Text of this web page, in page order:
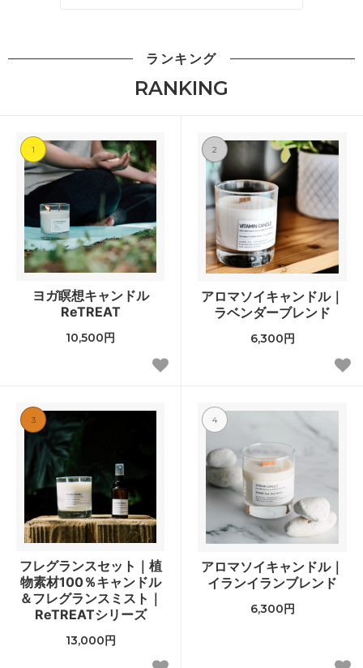
ランキング
RANKING
1
ヨガ瞑想キャンドル
ReTREAT
10,500円
2
アロマソイキャンドル｜
ラベンダーブレンド
6,300円
3
フレグランスセット｜植
物素材100％キャンドル
＆フレグランスミスト｜
ReTREATシリーズ
13,000円
4
アロマソイキャンドル｜
イランイランブレンド
6,300円